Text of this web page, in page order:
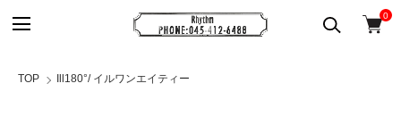
0
TOP Ill180°/ イルワンエイティー